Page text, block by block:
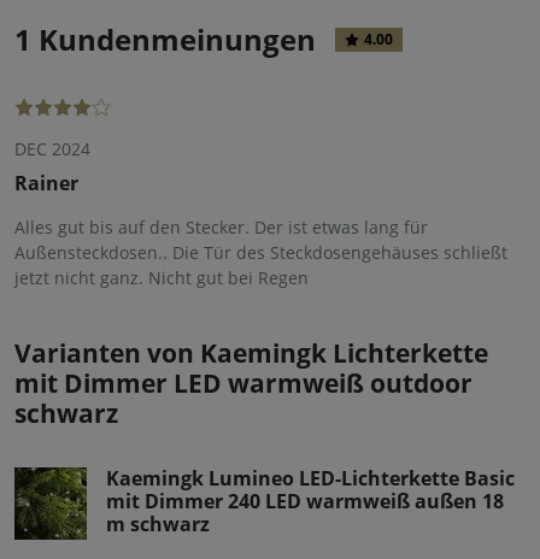
1 Kundenmeinungen 4.00
DEC 2024
Rainer
Alles gut bis auf den Stecker. Der ist etwas lang für
Außensteckdosen.. Die Tür des Steckdosengehäuses schließt
jetzt nicht ganz. Nicht gut bei Regen
Varianten von Kaemingk Lichterkette
mit Dimmer LED warmweiß outdoor
schwarz
Kaemingk Lumineo LED-Lichterkette Basic
mit Dimmer 240 LED warmweiß außen 18
m schwarz